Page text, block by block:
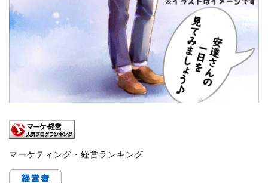
マーケティング・経営ランキング